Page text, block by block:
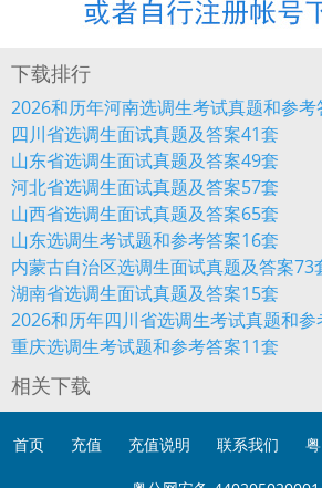
下载排行
2026和历年河南选调生考试真题和参考
四川省选调生面试真题及答案41套
山东省选调生面试真题及答案49套
河北省选调生面试真题及答案57套
山西省选调生面试真题及答案65套
山东选调生考试题和参考答案16套
内蒙古自治区选调生面试真题及答案73
湖南省选调生面试真题及答案15套
2026和历年四川省选调生考试真题和参
重庆选调生考试题和参考答案11套
相关下载
首页 充值 充值说明 联系我们